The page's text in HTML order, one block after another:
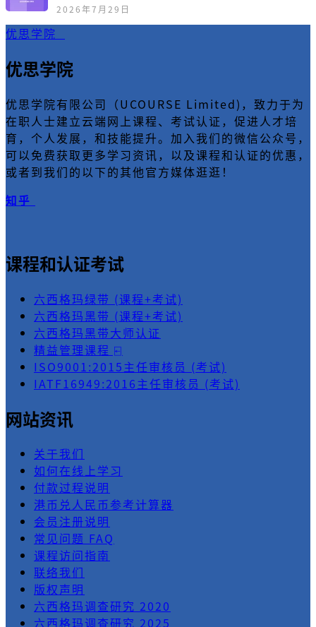
2026年7月29日
优思学院
优思学院
优思学院有限公司（UCOURSE Limited)，致力于为
在职人士建立云端网上课程、考试认证，促进人才培
育，个人发展，和技能提升。加入我们的微信公众号，
可以免费获取更多学习资讯，以及课程和认证的优惠，
或者到我们的以下的其他官方媒体逛逛！
知乎
课程和认证考试
六西格玛绿带 (课程+考试)
六西格玛黑带 (课程+考试)
六西格玛黑带大师认证
精益管理课程 ⍇
ISO9001:2015主任审核员 (考试)
IATF16949:2016主任审核员 (考试)
网站资讯
关于我们
如何在线上学习
付款过程说明
港币兑人民币参考计算器
会员注册说明
常见问题 FAQ
课程访问指南
联络我们
版权声明
六西格玛调查研究 2020
六西格玛调查研究 2025